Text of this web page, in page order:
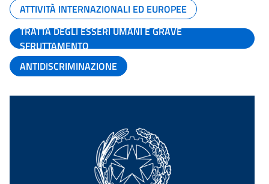
ATTIVITÀ INTERNAZIONALI ED EUROPEE
TRATTA DEGLI ESSERI UMANI E GRAVE
SFRUTTAMENTO
ANTIDISCRIMINAZIONE